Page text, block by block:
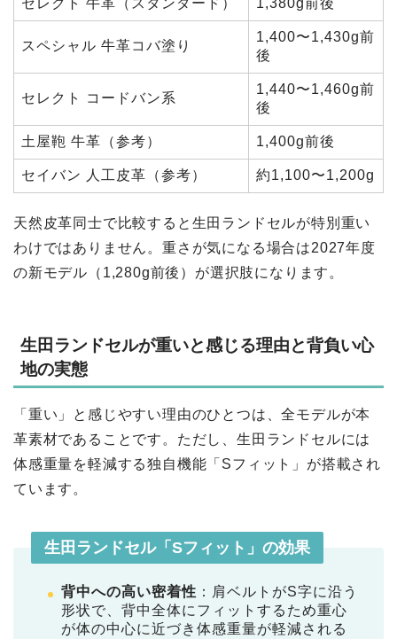
スペシャル 牛革コバ塗り
1,400〜1,430g前
後
セレクト コードバン系
1,440〜1,460g前
後
土屋鞄 牛革（参考） 1,400g前後
セイバン 人工皮革（参考） 約1,100〜1,200g
天然皮革同士で比較すると生田ランドセルが特別重い
わけではありません。重さが気になる場合は2027年度
の新モデル（1,280g前後）が選択肢になります。
生田ランドセルが重いと感じる理由と背負い心
地の実態
「重い」と感じやすい理由のひとつは、全モデルが本
革素材であることです。ただし、生田ランドセルには
体感重量を軽減する独自機能「Sフィット」が搭載され
ています。
生田ランドセル「Sフィット」の効果
背中への高い密着性 ：肩ベルトがS字に沿う
形状で、背中全体にフィットするため重心
が体の中心に近づき体感重量が軽減される